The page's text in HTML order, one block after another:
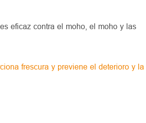
eficaz contra el moho, el moho y las
frescura y previene el deterioro y la